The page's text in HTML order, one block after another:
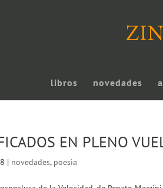
libros novedades
EN PLENO
| novedades, poesia